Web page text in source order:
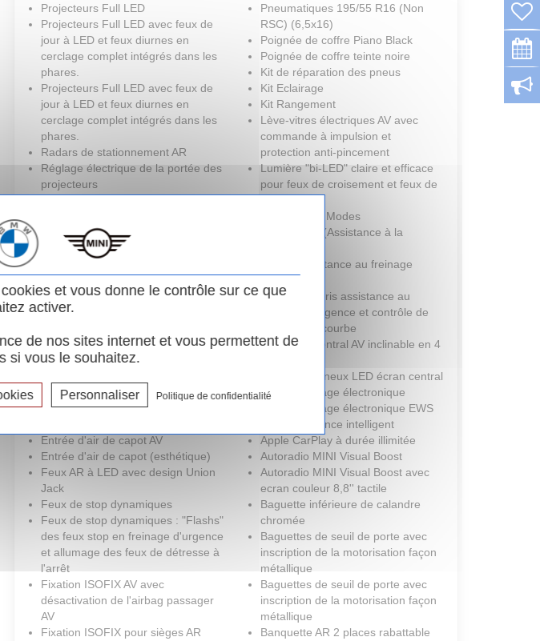
Projecteurs Full LED
Projecteurs Full LED avec feux de
jour à LED et feux diurnes en
cerclage complet intégrés dans les
phares.
Projecteurs Full LED avec feux de
jour à LED et feux diurnes en
cerclage complet intégrés dans les
phares.
Radars de stationnement AR
Réglage électrique de la portée des
projecteurs
Régulateur de vitesse avec fonction
freinage
Rétroviseur intérieur anti-
éblouissement électrochrome
électrique
Rétroviseurs rabattable
éblouissement côté conducteur
Ecrous de roues antivol
Entrée d'air de capot AV
Entrée d'air de capot (esthétique)
Feux AR à LED avec design Union
Jack
Feux de stop dynamiques
Feux de stop dynamiques : "Flashs"
des feux stop en freinage d'urgence
et allumage des feux de détresse à
l'arrêt
Fixation ISOFIX AV avec
désactivation de l'airbag passager
AV
Fixation ISOFIX pour sièges AR
Pneumatiques 195/55 R16 (Non
RSC) (6,5x16)
Poignée de coffre Piano Black
Poignée de coffre teinte noire
Kit de réparation des pneus
Kit Eclairage
Kit Rangement
Lève-vitres électriques AV avec
commande à impulsion et
protection anti-pincement
Lumière "bi-LED" claire et efficace
pour feux de croisement et feux de
MINI Driving Modes
MINI Safety (Assistance à la
ABS et assistance au freinage
ABS, y compris assistance au
freinage d'urgence et contrôle de
freinage en courbe
Accoudoir central AV inclinable en 4
Anneau lumineux LED écran central
Anti-démarrage électronique
Anti-démarrage électronique EWS
Appel d'urgence intelligent
Apple CarPlay à durée illimitée
Autoradio MINI Visual Boost
Autoradio MINI Visual Boost avec
ecran couleur 8,8'' tactile
Baguette inférieure de calandre
chromée
Baguettes de seuil de porte avec
inscription de la motorisation façon
métallique
Baguettes de seuil de porte avec
inscription de la motorisation façon
métallique
Banquette AR 2 places rabattable
et vous donne le contrôle sur ce que
activer.
de nos sites internet et vous permettent de
si vous le souhaitez.
Personnaliser Politique de confidentialité